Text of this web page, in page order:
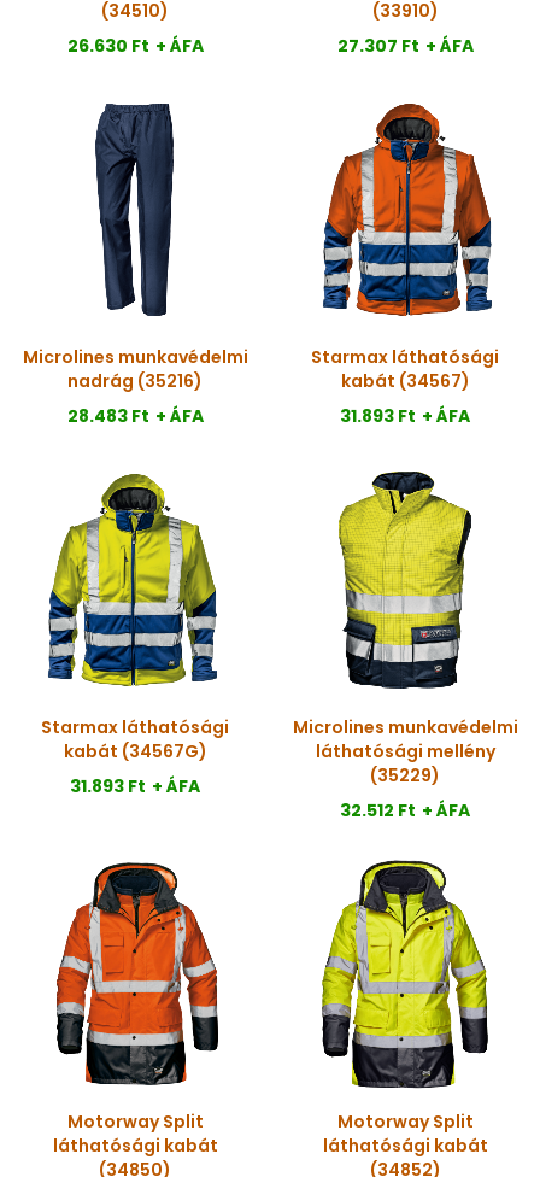
(34510)
26.630 Ft + ÁFA
(33910)
27.307 Ft + ÁFA
Microlines munkavédelmi
nadrág (35216)
28.483 Ft + ÁFA
Starmax láthatósági
kabát (34567)
31.893 Ft + ÁFA
Starmax láthatósági
kabát (34567G)
31.893 Ft + ÁFA
Microlines munkavédelmi
láthatósági mellény
(35229)
32.512 Ft + ÁFA
Motorway Split
láthatósági kabát
(34850)
Motorway Split
láthatósági kabát
(34852)